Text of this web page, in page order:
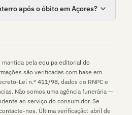
após o óbito em Açores?
mantida pela equipa editorial do
são verificadas com base em
Lei n.º 411/98, dados do RNPC e
Não somos uma agência funerária —
ao serviço do consumidor. Se
nos. Última verificação: abril de